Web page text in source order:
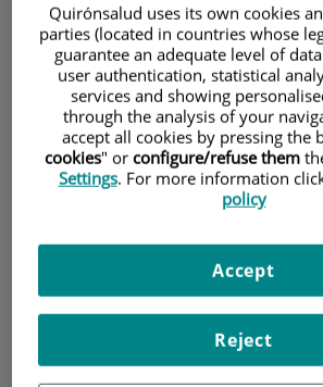
casos con patologías cervicales
suelen ser pacientes con una
cervical (espondilolistesis),
columna cervical (cifosis) y dolor
irradiado con afección de ambos
Quirónsalud uses its own cookies
parties (located in countries whose
guarantee an adequate level of
user authentication, statistical
services and showing
through the analysis of your
accept all cookies by pressing the
cookies" or configure/refuse them
Settings. For more information
policy
Reject
Accept